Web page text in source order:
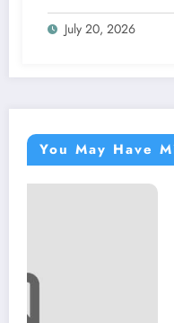
July 20, 2026
You May Have